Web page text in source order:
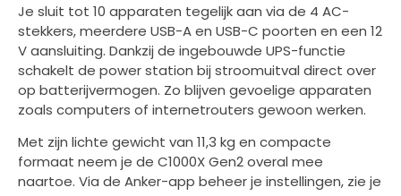
Je sluit tot 10 apparaten tegelijk aan via de 4 AC-
stekkers, meerdere USB-A en USB-C poorten en een 12
V aansluiting. Dankzij de ingebouwde UPS-functie
schakelt de power station bij stroomuitval direct over
op batterijvermogen. Zo blijven gevoelige apparaten
zoals computers of internetrouters gewoon werken.
Met zijn lichte gewicht van 11,3 kg en compacte
formaat neem je de C1000X Gen2 overal mee
naartoe. Via de Anker-app beheer je instellingen, zie je